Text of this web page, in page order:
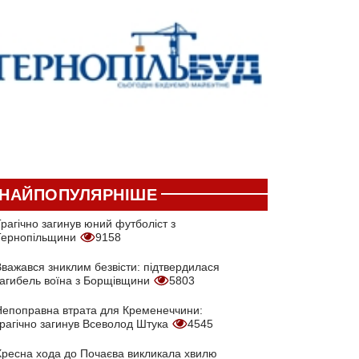
загинув юний футболіст з
9158
зниклим безвісти: підтвердилася
воїна з Борщівщини
5803
втрата для Кременеччини:
загинув Всеволод Штука
4545
хода до Почаєва викликала хвилю